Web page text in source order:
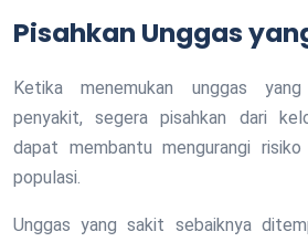
Pisahkan Unggas
Ketika menemukan unggas
penyakit, segera pisahkan dari
dapat membantu mengurangi
populasi.
Unggas yang sakit sebaiknya